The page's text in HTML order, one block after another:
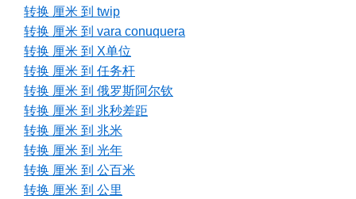
转换 厘米 到 twip
转换 厘米 到 vara conuquera
转换 厘米 到 X单位
转换 厘米 到 任务杆
转换 厘米 到 俄罗斯阿尔钦
转换 厘米 到 兆秒差距
转换 厘米 到 兆米
转换 厘米 到 光年
转换 厘米 到 公百米
转换 厘米 到 公里